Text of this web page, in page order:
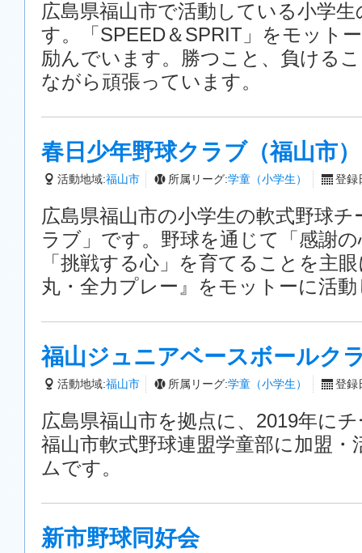
広島県福山市で活動している小学
す。「SPEED＆SPRIT」をモット
励んでいます。勝つこと、負ける
ながら頑張っています。
春日少年野球クラブ（福山市）
活動地域:福山市 所属リーグ:学童（小学生） 登録
広島県福山市の小学生の軟式野球
ラブ」です。野球を通じて「感謝
「挑戦する心」を育てることを主
丸・全力プレー』をモットーに活
福山ジュニアベースボールク
活動地域:福山市 所属リーグ:学童（小学生） 登録
広島県福山市を拠点に、2019年に
福山市軟式野球連盟学童部に加盟・
ムです。
新市野球同好会